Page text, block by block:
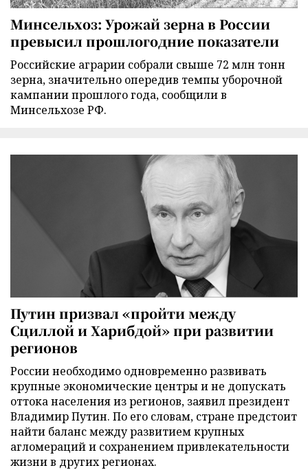
Минсельхоз: Урожай зерна в России
превысил прошлогодние показатели
Российские аграрии собрали свыше 72 млн тонн
зерна, значительно опередив темпы уборочной
кампании прошлого года, сообщили в
Минсельхозе РФ.
Путин призвал «пройти между
Сциллой и Харибдой» при развитии
регионов
России необходимо одновременно развивать
крупные экономические центры и не допускать
оттока населения из регионов, заявил президент
Владимир Путин. По его словам, стране предстоит
найти баланс между развитием крупных
агломераций и сохранением привлекательности
жизни в других регионах.